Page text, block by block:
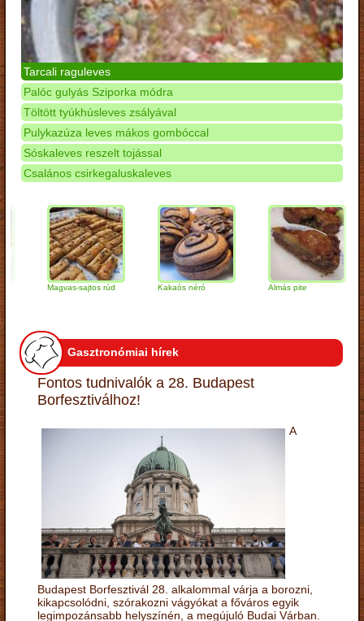
Tarcali raguleves
Palóc gulyás Sziporka módra
Töltött tyúkhúsleves zsályával
Pulykazúza leves mákos gombóccal
Sóskaleves reszelt tojással
Csalános csirkegaluskaleves
Magvas-sajtos rúd Kakaós néró Almás pite
Gasztronómiai hírek
Fontos tudnivalók a 28. Budapest
Borfesztiválhoz!
A
Budapest Borfesztivál 28. alkalommal várja a borozni,
kikapcsolódni, szórakozni vágyókat a főváros egyik
legimpozánsabb helyszínén, a megújuló Budai Várban.